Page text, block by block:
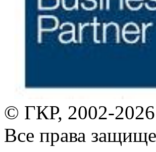
© ГКР, 2002-
Все права